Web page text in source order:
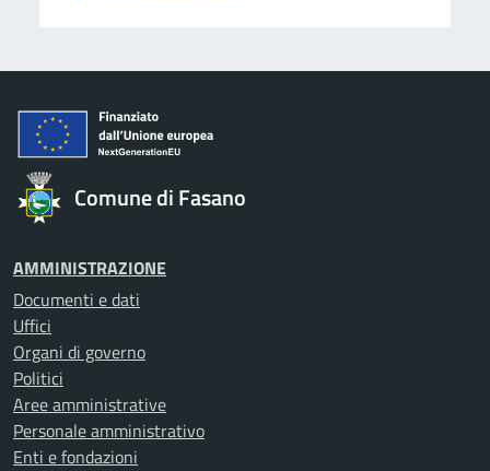
Comune di Fasano
AMMINISTRAZIONE
Documenti e dati
Uffici
Organi di governo
Politici
Aree amministrative
Personale amministrativo
Enti e fondazioni